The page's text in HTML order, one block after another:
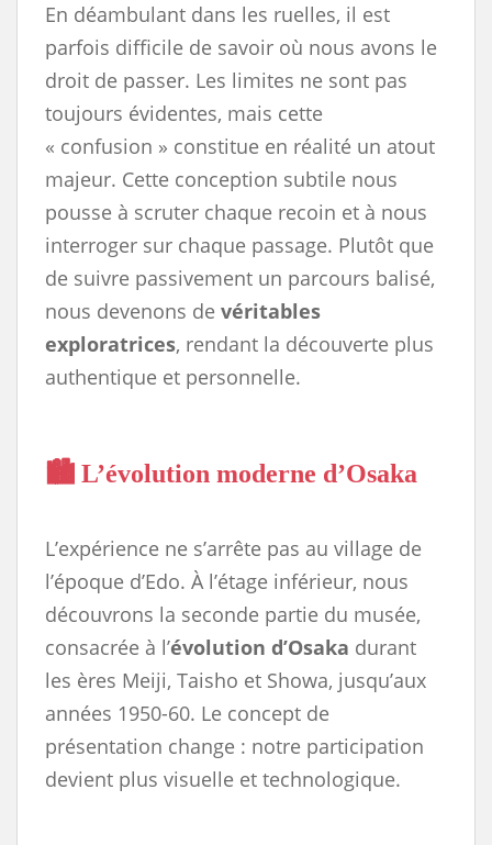
En déambulant dans les ruelles, il est
parfois difficile de savoir où nous avons le
droit de passer. Les limites ne sont pas
toujours évidentes, mais cette
« confusion » constitue en réalité un atout
majeur. Cette conception subtile nous
pousse à scruter chaque recoin et à nous
interroger sur chaque passage. Plutôt que
de suivre passivement un parcours balisé,
nous devenons de véritables
exploratrices, rendant la découverte plus
authentique et personnelle.
🏙️ L’évolution moderne d’Osaka
L’expérience ne s’arrête pas au village de
l’époque d’Edo. À l’étage inférieur, nous
découvrons la seconde partie du musée,
consacrée à l’évolution d’Osaka durant
les ères Meiji, Taisho et Showa, jusqu’aux
années 1950-60. Le concept de
présentation change : notre participation
devient plus visuelle et technologique.